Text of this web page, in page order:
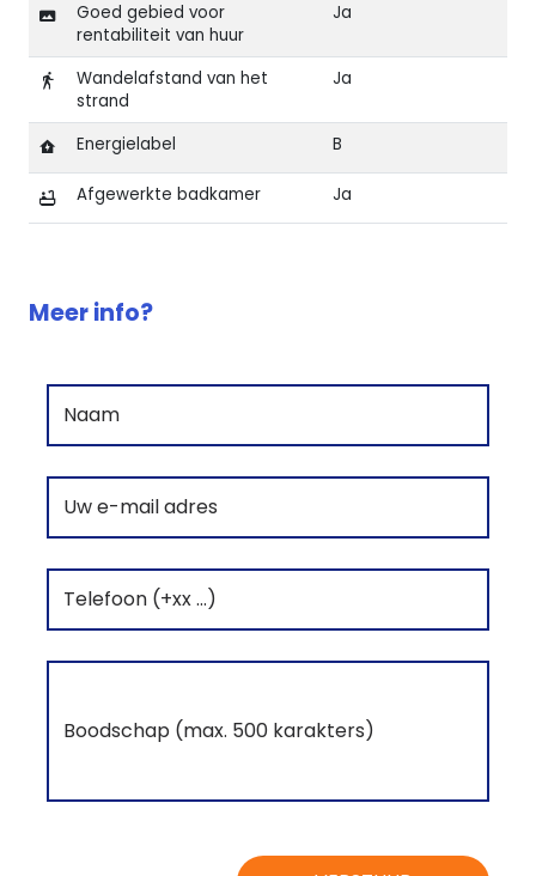
Goed gebied voor
rentabiliteit van huur
Ja
Wandelafstand van het
strand
Ja
Energielabel B
Afgewerkte badkamer Ja
Meer info?